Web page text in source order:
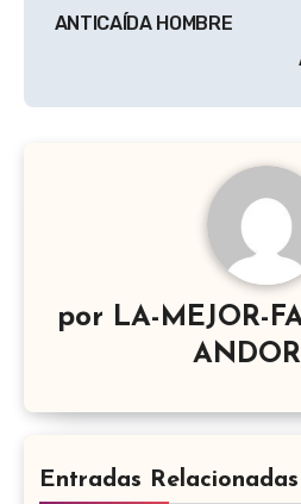
ANTICAÍDA HOMBRE
por LA-MEJOR-
Entradas Relacionadas